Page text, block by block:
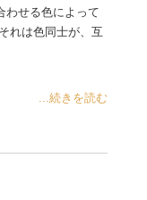
わせる色によって
れは色同士が、互
...続きを読む